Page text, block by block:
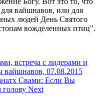
вайшнавов, или для
людей День Святого
вожделенных птиц".
встреча с лидерами и
вайшнавов, 07.08.2015
Свами: Если Вы
Next